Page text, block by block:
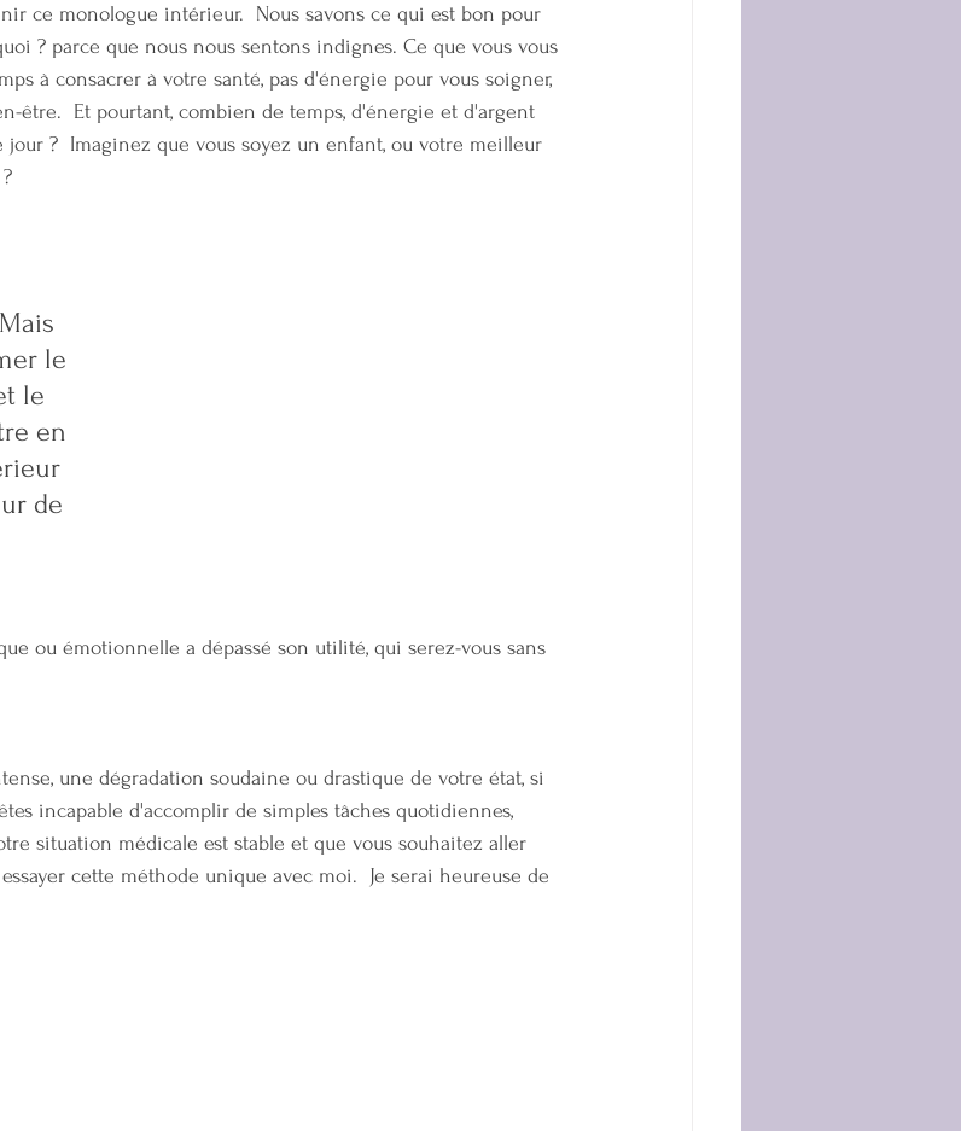
ce monologue intérieur.  Nous savons ce qui est bon pour
? parce que nous nous sentons indignes. Ce que vous vous
à consacrer à votre santé, pas d'énergie pour vous soigner,
être.  Et pourtant, combien de temps, d'énergie et d'argent
?  Imaginez que vous soyez un enfant, ou votre meilleur
le
le
en
de
ou émotionnelle a dépassé son utilité, qui serez-vous sans
une dégradation soudaine ou drastique de votre état, si
incapable d'accomplir de simples tâches quotidiennes,
situation médicale est stable et que vous souhaitez aller
cette méthode unique avec moi.  Je serai heureuse de